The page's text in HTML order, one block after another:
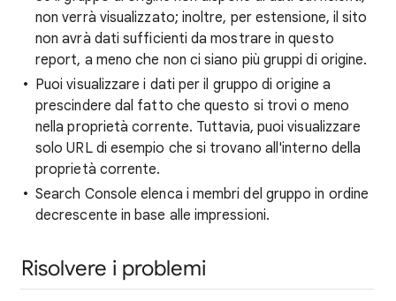
non verrà visualizzato; inoltre, per estensione, il sito
non avrà dati sufficienti da mostrare in questo
report, a meno che non ci siano più gruppi di origine.
Puoi visualizzare i dati per il gruppo di origine a
prescindere dal fatto che questo si trovi o meno
nella proprietà corrente. Tuttavia, puoi visualizzare
solo URL di esempio che si trovano all'interno della
proprietà corrente.
Search Console elenca i membri del gruppo in ordine
decrescente in base alle impressioni.
Risolvere i problemi